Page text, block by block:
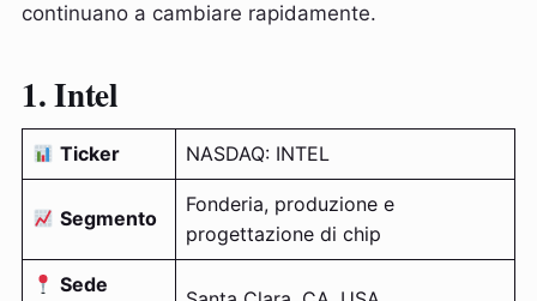
continuano a cambiare rapidamente.
1. Intel
Ticker NASDAQ: INTEL
Segmento
Fonderia, produzione e
progettazione di chip
Sede